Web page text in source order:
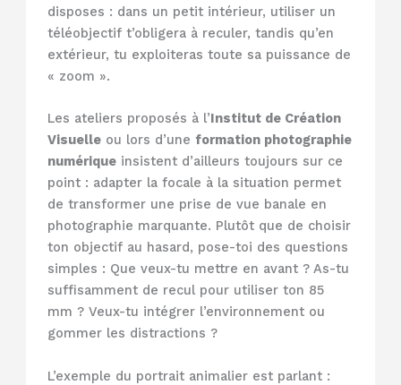
disposes : dans un petit intérieur, utiliser un
téléobjectif t’obligera à reculer, tandis qu’en
extérieur, tu exploiteras toute sa puissance de
« zoom ».
Les ateliers proposés à l’Institut de Création
Visuelle ou lors d’une formation photographie
numérique insistent d’ailleurs toujours sur ce
point : adapter la focale à la situation permet
de transformer une prise de vue banale en
photographie marquante. Plutôt que de choisir
ton objectif au hasard, pose-toi des questions
simples : Que veux-tu mettre en avant ? As-tu
suffisamment de recul pour utiliser ton 85
mm ? Veux-tu intégrer l’environnement ou
gommer les distractions ?
L’exemple du portrait animalier est parlant :